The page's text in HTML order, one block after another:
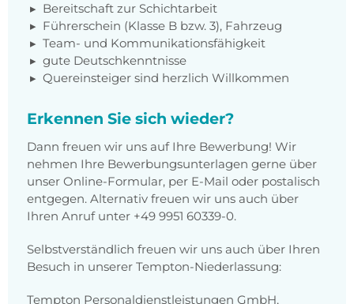
Bereitschaft zur Schichtarbeit
Führerschein (Klasse B bzw. 3), Fahrzeug
Team- und Kommunikationsfähigkeit
gute Deutschkenntnisse
Quereinsteiger sind herzlich Willkommen
Erkennen Sie sich wieder?
Dann freuen wir uns auf Ihre Bewerbung! Wir
nehmen Ihre Bewerbungsunterlagen gerne über
unser Online-Formular, per E-Mail oder postalisch
entgegen. Alternativ freuen wir uns auch über
Ihren Anruf unter +49 9951 60339-0.
Selbstverständlich freuen wir uns auch über Ihren
Besuch in unserer Tempton-Niederlassung:
Tempton Personaldienstleistungen GmbH,